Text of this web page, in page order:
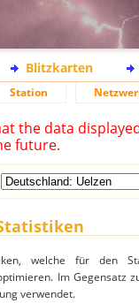
Blitzkarten
Station
the data
future.
welche für den
Im Gegensatz
verwendet.